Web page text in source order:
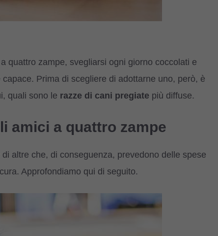
quattro zampe, svegliarsi ogni giorno coccolati e
Prima di scegliere di adottarne uno, però, è
quali sono le razze di cani pregiate più diffuse.
amici a quattro zampe
altre che, di conseguenza, prevedono delle spese
Approfondiamo qui di seguito.